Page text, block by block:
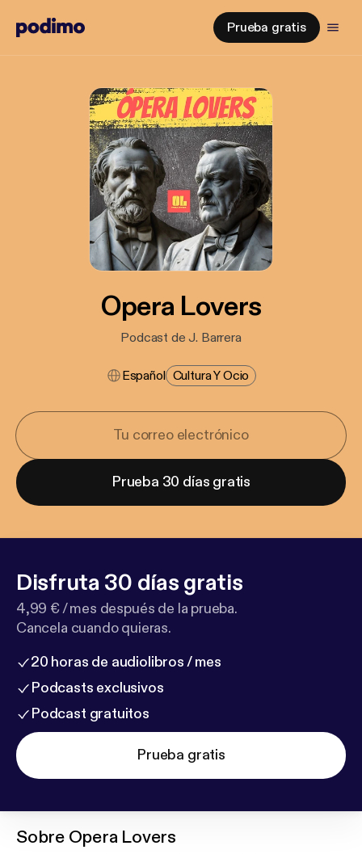
Prueba gratis
Opera Lovers
Podcast de J. Barrera
Español Cultura Y Ocio
Prueba 30 días gratis
Disfruta 30 días gratis
4,99 € / mes después de la prueba.
Cancela cuando quieras.
20 horas de audiolibros / mes
Podcasts exclusivos
Podcast gratuitos
Prueba gratis
Sobre Opera Lovers